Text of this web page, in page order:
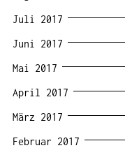
Juli 2017
Juni 2017
Mai 2017
April 2017
März 2017
Februar 2017